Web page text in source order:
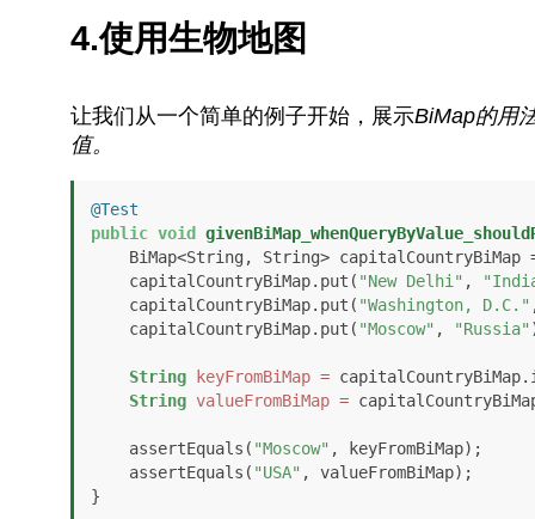
4.使用生物地图
让我们从一个简单的例子开始，展示BiMap的用
值。
@Test
public void
    capitalCountryBiMap.put(
"New Delhi" ,
    capitalCountryBiMap.put(
"Washington, D.C."
    capitalCountryBiMap.put(
"Moscow" , "Russia"
String keyFromBiMap =
String valueFromBiMap =
    assertEquals(
"Moscow" , keyFromBiMap);
    assertEquals(
"USA" , valueFromBiMap);
}